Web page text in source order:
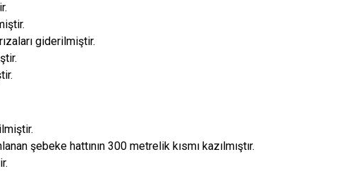
giderilmiştir.
şebeke hattının 300 metrelik kısmı kazılmıştır.